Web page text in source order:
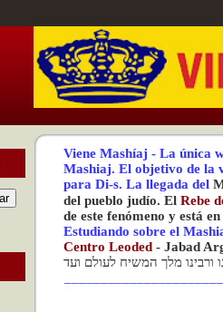
Viene Mashíaj - La única
Mashiaj. El objetivo de la
para Di-s. La llegada del
del pueblo judío. El Rebe
de este fenómeno y está
Estudiando sobre el
Centro Leoded - Jabad
ורבינו מלך המשיח לעולם ועד